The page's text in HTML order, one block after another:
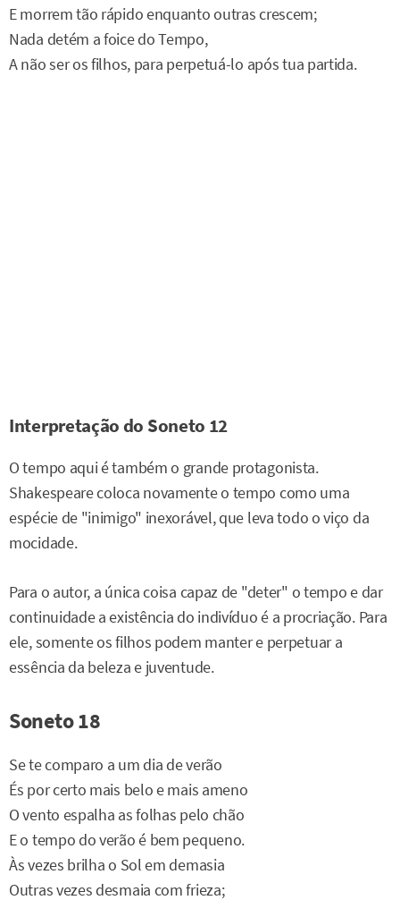
E morrem tão rápido enquanto outras crescem;
Nada detém a foice do Tempo,
A não ser os filhos, para perpetuá-lo após tua partida.
Interpretação do Soneto 12
O tempo aqui é também o grande protagonista.
Shakespeare coloca novamente o tempo como uma
espécie de "inimigo" inexorável, que leva todo o viço da
mocidade.
Para o autor, a única coisa capaz de "deter" o tempo e dar
continuidade a existência do indivíduo é a procriação. Para
ele, somente os filhos podem manter e perpetuar a
essência da beleza e juventude.
Soneto 18
Se te comparo a um dia de verão
És por certo mais belo e mais ameno
O vento espalha as folhas pelo chão
E o tempo do verão é bem pequeno.
Às vezes brilha o Sol em demasia
Outras vezes desmaia com frieza;